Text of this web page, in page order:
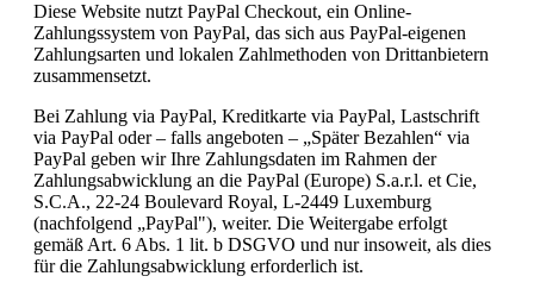
Diese Website nutzt PayPal Checkout, ein Online-
Zahlungssystem von PayPal, das sich aus PayPal-eigenen
Zahlungsarten und lokalen Zahlmethoden von Drittanbietern
zusammensetzt.
Bei Zahlung via PayPal, Kreditkarte via PayPal, Lastschrift
via PayPal oder – falls angeboten – „Später Bezahlen“ via
PayPal geben wir Ihre Zahlungsdaten im Rahmen der
Zahlungsabwicklung an die PayPal (Europe) S.a.r.l. et Cie,
S.C.A., 22-24 Boulevard Royal, L-2449 Luxemburg
(nachfolgend „PayPal"), weiter. Die Weitergabe erfolgt
gemäß Art. 6 Abs. 1 lit. b DSGVO und nur insoweit, als dies
für die Zahlungsabwicklung erforderlich ist.